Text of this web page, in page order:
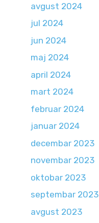
avgust 2024
jul 2024
jun 2024
maj 2024
april 2024
mart 2024
februar 2024
januar 2024
decembar 2023
novembar 2023
oktobar 2023
septembar 2023
avgust 2023